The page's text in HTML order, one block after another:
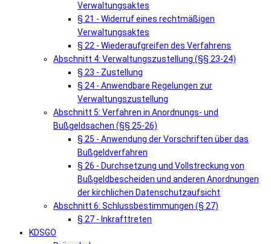
Verwaltungsaktes
§ 21 - Widerruf eines rechtmäßigen
Verwaltungsaktes
§ 22 - Wiederaufgreifen des Verfahrens
Abschnitt 4: Verwaltungszustellung (§§ 23-24)
§ 23 - Zustellung
§ 24 - Anwendbare Regelungen zur
Verwaltungszustellung
Abschnitt 5: Verfahren in Anordnungs- und
Bußgeldsachen (§§ 25-26)
§ 25 - Anwendung der Vorschriften über das
Bußgeldverfahren
§ 26 - Durchsetzung und Vollstreckung von
Bußgeldbescheiden und anderen Anordnungen
der kirchlichen Datenschutzaufsicht
Abschnitt 6: Schlussbestimmungen (§ 27)
§ 27 - Inkrafttreten
KDSGO